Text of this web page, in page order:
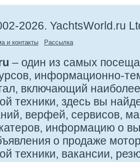
2026. YachtsWorld.ru
и контакты Рассылка
– один из самых
информационно-
включающий
техники, здесь вы
верфей, сервисов,
катеров, информацию о
о продаже
техники, вакансии,